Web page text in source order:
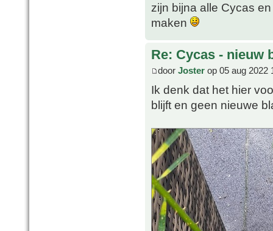
zijn bijna alle Cycas
maken
Re: Cycas - nieuw
door Joster op 05 aug 2022
Ik denk dat het hier
blijft en geen nieuwe